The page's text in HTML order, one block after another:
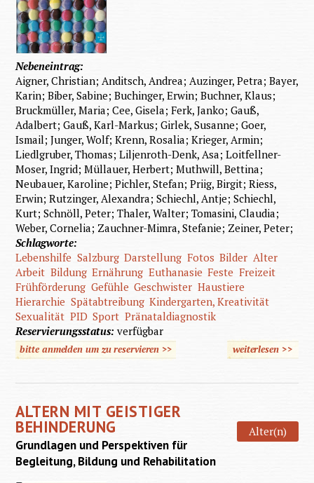
Nebeneintrag:
Aigner, Christian; Anditsch, Andrea; Auzinger, Petra; Bayer,
Karin; Biber, Sabine; Buchinger, Erwin; Buchner, Klaus;
Bruckmüller, Maria; Cee, Gisela; Ferk, Janko; Gauß,
Adalbert; Gauß, Karl-Markus; Girlek, Susanne; Goer,
Ismail; Junger, Wolf; Krenn, Rosalia; Krieger, Armin;
Liedlgruber, Thomas; Liljenroth-Denk, Asa; Loitfellner-
Moser, Ingrid; Müllauer, Herbert; Muthwill, Bettina;
Neubauer, Karoline; Pichler, Stefan; Priig, Birgit; Riess,
Erwin; Rutzinger, Alexandra; Schiechl, Antje; Schiechl,
Kurt; Schnöll, Peter; Thaler, Walter; Tomasini, Claudia;
Weber, Cornelia; Zauchner-Mimra, Stefanie; Zeiner, Peter;
Schlagworte:
Lebenshilfe Salzburg Darstellung Fotos Bilder Alter
Arbeit Bildung Ernährung Euthanasie Feste Freizeit
Frühförderung Gefühle Geschwister Haustiere
Hierarchie Spätabtreibung Kindergarten, Kreativität
Sexualität PID Sport Pränataldiagnostik
Reservierungsstatus:verfügbar
bitte anmelden um zu reservieren >> weiterlesen über
>>
ALTERN MIT GEISTIGER
BEHINDERUNG Alter(n)
Grundlagen und Perspektiven für
Begleitung, Bildung und Rehabilitation